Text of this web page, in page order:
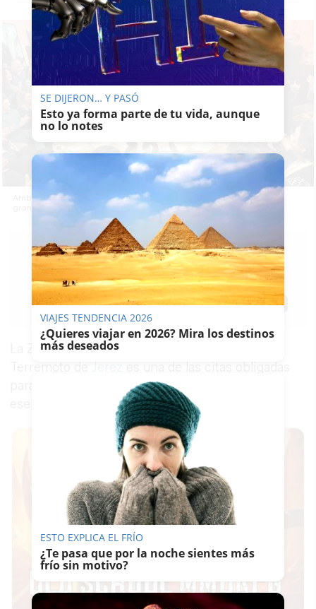
Ambiente en la Peña Flamenca Fernando Terremoto, una de las
grandes Zambombas de Jerez.
RUBÉN
GUERRERO
05/12/2024Actualizado: 05/12/2024 - 23:39
Facebook
X WhatsApp
CopyGuardar 0
La Zambomba de la Peña Flamenca Fernando
Terremoto de
Jerez
es una de las citas obligadas
para quienes quieren disfrutar de la verdadera
esencia de esta tradición navideña.
SE DIJERON… Y PASÓ
Esto ya forma parte de tu vida, aunque
no lo notes
VIAJES TENDENCIA 2026
¿Quieres viajar en 2026? Mira los destinos
más deseados
ESTO EXPLICA EL FRÍO
¿Te pasa que por la noche sientes más
frío sin motivo?